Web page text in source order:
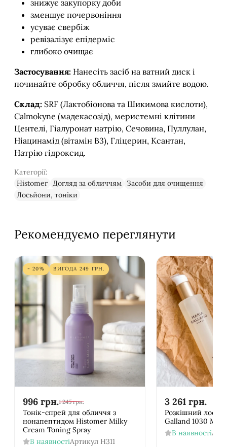
знижує закупорку доби
зменшує почервоніння
усуває свербіж
ревізалізує епідерміс
глибоко очищає
Застосування: Нанесіть засіб на ватний диск і
починайте обробку обличчя, після змийте водою.
Склад: SRF (Лактобіонова та Шикимова кислоти),
Calmokyne (мадекасозід), меристемні клітини
Центелі, Гіалуронат натрію, Сечовина, Пуллулан,
Ніацинамід (вітамін В3), Гліцерин, Ксантан,
Натрію гідроксид.
Категорії:
Histomer Догляд за обличчям Засоби для очищення
Лосьйони, тоніки
Рекомендуємо переглянути
- 20% ВИГОДА 249 ГРН.
996 грн.1 245 грн.
Тонік-спрей для обличчя з
нонапептидом Histomer Milky
Cream Toning Spray
В наявностіАртикул H311
3 261 грн.
Розкішний
Galland 1030
В наявності